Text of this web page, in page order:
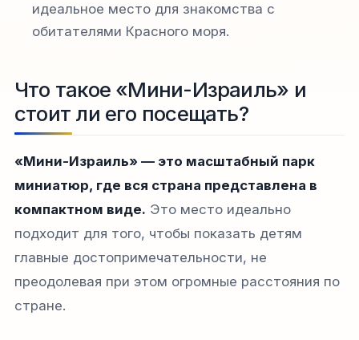
идеальное место для знакомства с
обитателями Красного моря.
Что такое «Мини-Израиль» и
стоит ли его посещать?
«Мини-Израиль» — это масштабный парк
миниатюр, где вся страна представлена в
компактном виде. Это место идеально
подходит для того, чтобы показать детям
главные достопримечательности, не
преодолевая при этом огромные расстояния по
стране.